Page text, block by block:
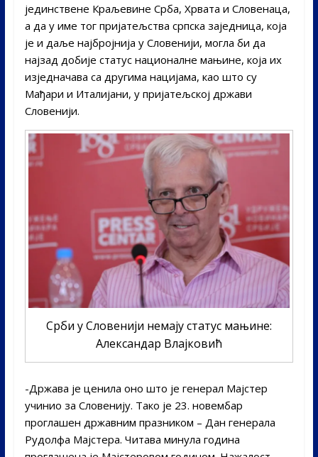
јединствене Краљевине Срба, Хрвата и Словенаца,
а да у име тог пријатељства српска заједница, која
је и даље најбројнија у Словенији, могла би да
најзад добије статус националне мањине, која их
изједначава са другима нацијама, као што су
Мађари и Италијани, у пријатељској држави
Словенији.
Срби у Словенији немају статус мањине:
Александар Влајковић
-Држава је ценила оно што је генерал Мајстер
учинио за Словенију. Тако је 23. новембар
проглашен државним празником – Дан генерала
Рудолфа Мајстера. Читава минула година